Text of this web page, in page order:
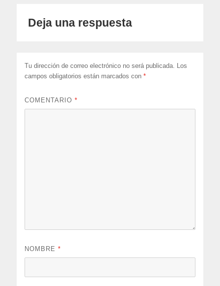
Deja una respuesta
Tu dirección de correo electrónico no será publicada. Los
campos obligatorios están marcados con*
COMENTARIO*
NOMBRE*